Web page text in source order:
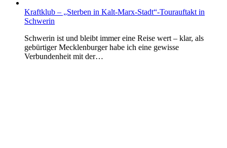
Kraftklub – „Sterben in Kalt-Marx-Stadt“-Tourauftakt in
Schwerin
Schwerin ist und bleibt immer eine Reise wert – klar, als
gebürtiger Mecklenburger habe ich eine gewisse
Verbundenheit mit der…